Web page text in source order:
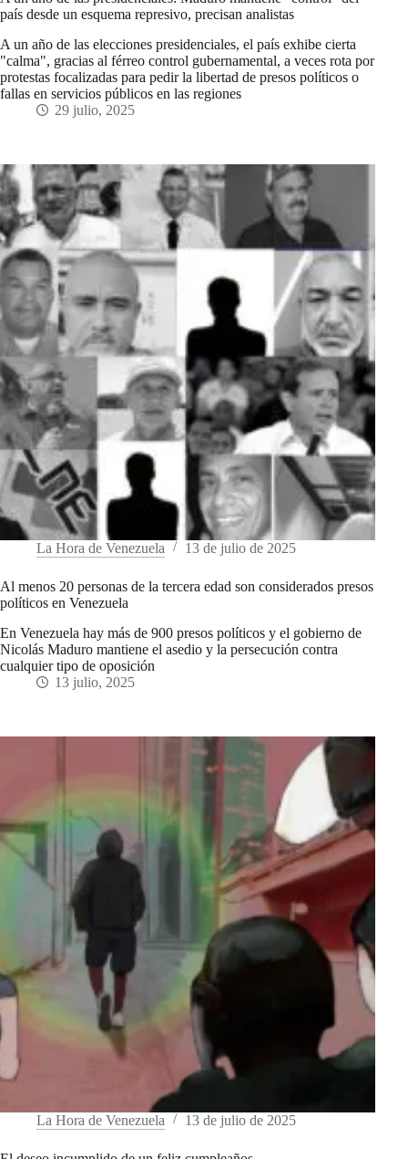
país desde un esquema represivo, precisan analistas
A un año de las elecciones presidenciales, el país exhibe cierta
"calma", gracias al férreo control gubernamental, a veces rota por
protestas focalizadas para pedir la libertad de presos políticos o
fallas en servicios públicos en las regiones
29 julio, 2025
La Hora de Venezuela 13 de julio de 2025
Al menos 20 personas de la tercera edad son considerados presos
políticos en Venezuela
En Venezuela hay más de 900 presos políticos y el gobierno de
Nicolás Maduro mantiene el asedio y la persecución contra
cualquier tipo de oposición
13 julio, 2025
La Hora de Venezuela 13 de julio de 2025